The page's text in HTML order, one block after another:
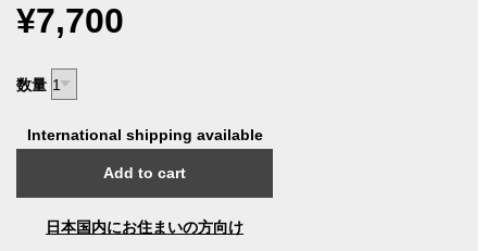
¥7,700
数量
International shipping available
Add to cart
日本国内にお住まいの方向け